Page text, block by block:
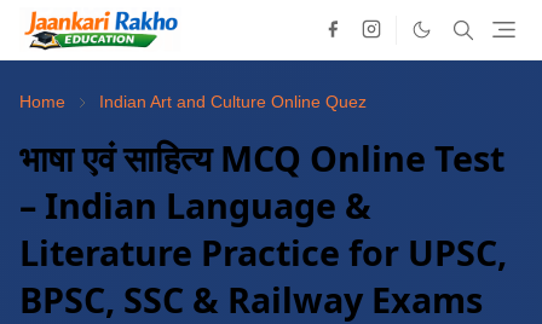
Home Indian Art and Culture Online Quez
भाषा एवं साहित्य MCQ Online Test
– Indian Language &
Literature Practice for UPSC,
BPSC, SSC & Railway Exams